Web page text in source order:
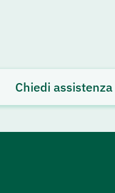
Chiedi assistenza